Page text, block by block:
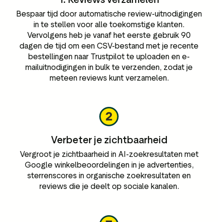
Bespaar tijd door automatische review-uitnodigingen
in te stellen voor alle toekomstige klanten.
Vervolgens heb je vanaf het eerste gebruik 90
dagen de tijd om een CSV-bestand met je recente
bestellingen naar Trustpilot te uploaden en e-
mailuitnodigingen in bulk te verzenden, zodat je
meteen reviews kunt verzamelen.
Verbeter je zichtbaarheid
Vergroot je zichtbaarheid in AI-zoekresultaten met
Google winkelbeoordelingen in je advertenties,
sterrenscores in organische zoekresultaten en
reviews die je deelt op sociale kanalen.